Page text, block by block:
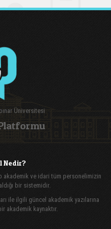
Üniversitesi
Nedir?
akademik ve idari tüm personelimizin
bir sistemidir.
ile ilgili güncel akademik yazılarına
akademik kaynaktır.